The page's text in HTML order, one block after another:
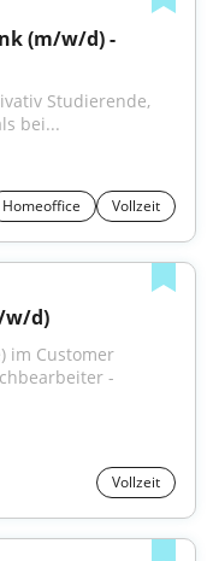
(m/w/d) -
Studierende,
bei...
Homeoffice Vollzeit
w/d)
im Customer
-
Vollzeit